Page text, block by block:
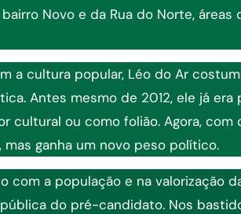
Novo e da Rua do Norte,
a cultura popular, Léo do Ar
Antes mesmo de 2012, ele já
cultural ou como folião. Agora,
ganha um novo peso político.
com a população e na valorização
do pré-candidato. Nos